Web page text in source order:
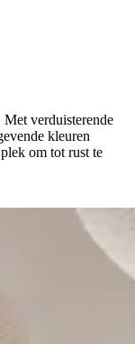
Met verduisterende
kleuren
om tot rust te